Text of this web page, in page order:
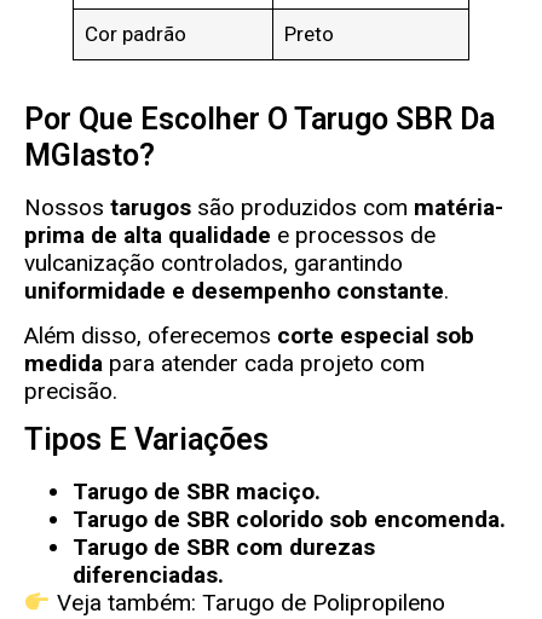
Cor padrão Preto
Por Que Escolher O Tarugo SBR Da
MGlasto?
Nossos tarugos são produzidos com matéria-
prima de alta qualidade e processos de
vulcanização controlados, garantindo
uniformidade e desempenho constante.
Além disso, oferecemos corte especial sob
medida para atender cada projeto com
precisão.
Tipos E Variações
Tarugo de SBR maciço.
Tarugo de SBR colorido sob encomenda.
Tarugo de SBR com durezas
diferenciadas.
Veja também: Tarugo de Polipropileno